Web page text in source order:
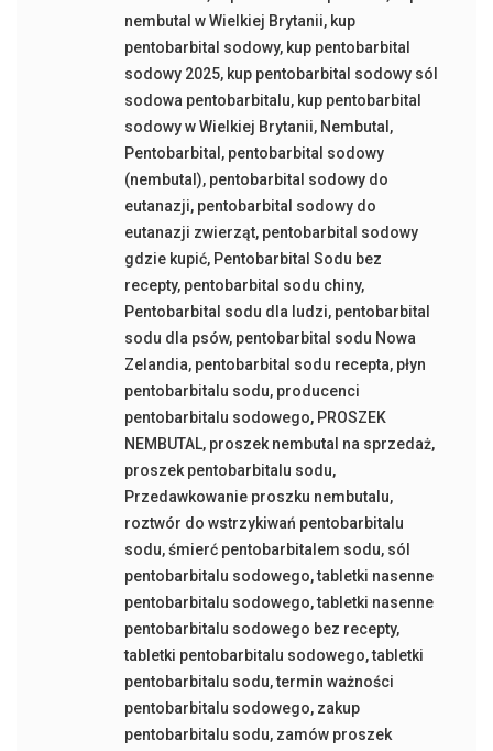
nembutal w Wielkiej Brytanii, kup
pentobarbital sodowy, kup pentobarbital
sodowy 2025, kup pentobarbital sodowy sól
sodowa pentobarbitalu, kup pentobarbital
sodowy w Wielkiej Brytanii, Nembutal ,
Pentobarbital , pentobarbital sodowy
(nembutal), pentobarbital sodowy do
eutanazji, pentobarbital sodowy do
eutanazji zwierząt, pentobarbital sodowy
gdzie kupić, Pentobarbital Sodu bez
recepty, pentobarbital sodu chiny,
Pentobarbital sodu dla ludzi, pentobarbital
sodu dla psów, pentobarbital sodu Nowa
Zelandia, pentobarbital sodu recepta, płyn
pentobarbitalu sodu, producenci
pentobarbitalu sodowego, PROSZEK
NEMBUTAL, proszek nembutal na sprzedaż,
proszek pentobarbitalu sodu,
Przedawkowanie proszku nembutalu,
roztwór do wstrzykiwań pentobarbitalu
sodu,śmierć pentobarbitalem sodu, sól
pentobarbitalu sodowego,tabletki nasenne
pentobarbitalu sodowego,tabletki nasenne
pentobarbitalu sodowego bez recepty,
tabletki pentobarbitalu sodowego,tabletki
pentobarbitalu sodu,termin ważności
pentobarbitalu sodowego, zakup
pentobarbitalu sodu, zamów proszek